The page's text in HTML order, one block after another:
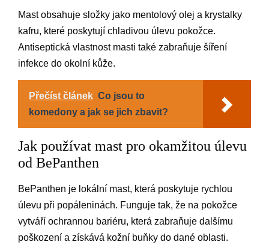
Mast obsahuje složky jako mentolový olej a krystalky
kafru, které poskytují chladivou úlevu pokožce.
Antiseptická vlastnost masti také zabraňuje šíření
infekce do okolní kůže.
Přečíst článek Co jsou to
komedony a jak se jich zbavit?
Jak používat mast pro okamžitou úlevu
od BePanthen
BePanthen je lokální mast, která poskytuje rychlou
úlevu při popáleninách. Funguje tak, že na pokožce
vytváří ochrannou bariéru, která zabraňuje dalšímu
poškození a získává kožní buňky do dané oblasti.